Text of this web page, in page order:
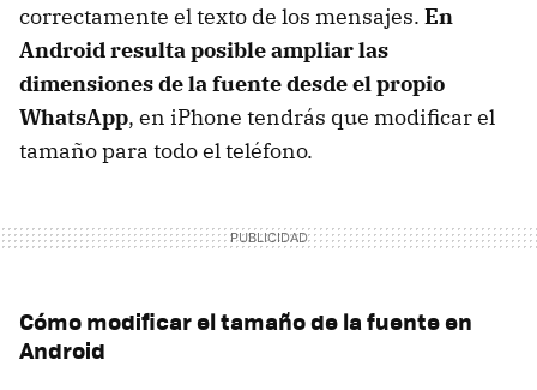
correctamente el texto de los mensajes. En
Android resulta posible ampliar las
dimensiones de la fuente desde el propio
WhatsApp, en iPhone tendrás que modificar el
tamaño para todo el teléfono.
Cómo modificar el tamaño de la fuente en
Android